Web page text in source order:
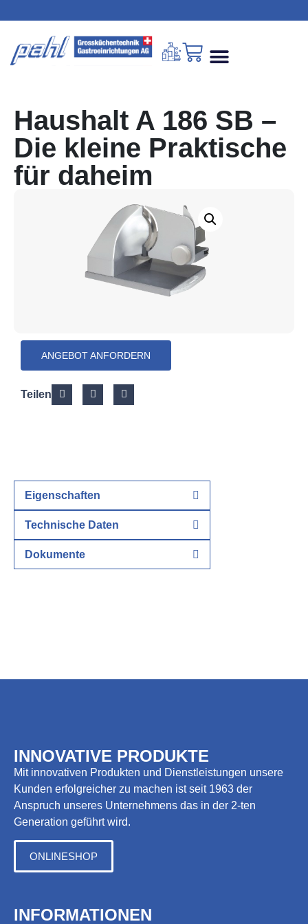
Haushalt A 186 SB –
Die kleine Praktische
für daheim
ANGEBOT ANFORDERN
Teilen
Eigenschaften
Technische Daten
Dokumente
INNOVATIVE PRODUKTE
Mit innovativen Produkten und Dienstleistungen unsere
Kunden erfolgreicher zu machen ist seit 1963 der
Anspruch unseres Unternehmens das in der 2-ten
Generation geführt wird.
ONLINESHOP
INFORMATIONEN